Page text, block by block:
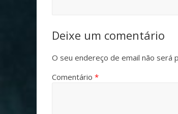
Deixe um comentário
O seu endereço de email não será
Comentário *